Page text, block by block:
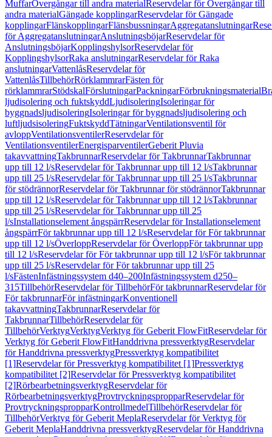
MuffarÖvergångar till andra materialReservdelar för Övergångar till
andra materialGängade kopplingarReservdelar för Gängade
kopplingarFlänskopplingarFlänsbussningarAggregatanslutningar
för AggregatanslutningarAnslutningsböjarReservdelar för
AnslutningsböjarKopplingshylsorReservdelar för
KopplingshylsorRaka anslutningarReservdelar för Raka
anslutningarVattenlåsReservdelar för
VattenlåsTillbehörRörklammrarFästen för
rörklammrarStödskalFörslutningarPackningarFörbrukningsmaterial
ljudisolering och fuktskyddLjudisoleringIsoleringar för
byggnadsljudisoleringIsoleringar för byggnadsljudisolering och
luftljudsisoleringFuktskyddTätningarVentilationsventil för
avloppVentilationsventilerReservdelar för
VentilationsventilerEnergisparventilerGeberit Pluvia
takavvattningTakbrunnarReservdelar för TakbrunnarTakbrunnar
upp till 12 l/sReservdelar för Takbrunnar upp till 12 l/sTakbrunnar
upp till 25 l/sReservdelar för Takbrunnar upp till 25 l/sTakbrunnar
för stödrännorReservdelar för Takbrunnar för stödrännorTakbrunnar
upp till 12 l/sReservdelar för Takbrunnar upp till 12 l/sTakbrunnar
upp till 25 l/sReservdelar för Takbrunnar upp till 25
l/sInstallationselement ångspärrReservdelar för Installationselement
ångspärrFör takbrunnar upp till 12 l/sReservdelar för För takbrunnar
upp till 12 l/sÖverloppReservdelar för ÖverloppFör takbrunnar upp
till 12 l/sReservdelar för För takbrunnar upp till 12 l/sFör takbrunnar
upp till 25 l/sReservdelar för För takbrunnar upp till 25
l/sFästenInfästningssystem d40–200Infästningssystem d250–
315TillbehörReservdelar för TillbehörFör takbrunnarReservdelar för
För takbrunnarFör infästningarKonventionell
takavvattningTakbrunnarReservdelar för
TakbrunnarTillbehörReservdelar för
TillbehörVerktygVerktygVerktyg för Geberit FlowFitReservdelar för
Verktyg för Geberit FlowFitHanddrivna pressverktygReservdelar
för Handdrivna pressverktygPressverktyg kompatibilitet
[1]Reservdelar för Pressverktyg kompatibilitet [1]Pressverktyg
kompatibilitet [2]Reservdelar för Pressverktyg kompatibilitet
[2]RörbearbetningsverktygReservdelar för
RörbearbetningsverktygProvtryckningspropparReservdelar för
ProvtryckningspropparKontrollmedelTillbehörReservdelar för
TillbehörVerktyg för Geberit MeplaReservdelar för Verktyg för
Geberit MeplaHanddrivna pressverktygReservdelar för Handdrivna